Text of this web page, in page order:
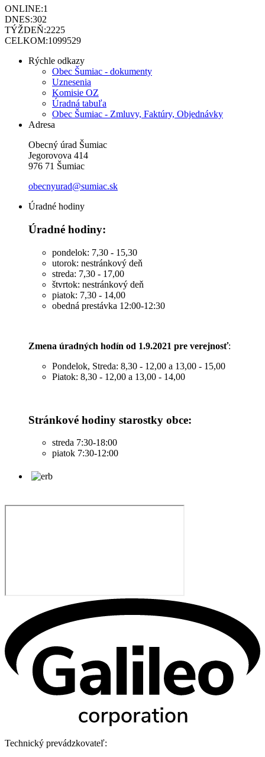
ONLINE:1
DNES:302
TÝŽDEŇ:2225
CELKOM:1099529
Rýchle odkazy
Obec Šumiac - dokumenty
Uznesenia
Komisie OZ
Úradná tabuľa
Obec Šumiac - Zmluvy, Faktúry, Objednávky
Adresa
Obecný úrad Šumiac
Jegorovova 414
976 71 Šumiac
obecnyurad@sumiac.sk
Úradné hodiny
Úradné hodiny:
pondelok: 7,30 - 15,30
utorok: nestránkový deň
streda: 7,30 - 17,00
štvrtok: nestránkový deň
piatok: 7,30 - 14,00
obedná prestávka 12:00-12:30
Zmena úradných hodín od 1.9.2021 pre verejnosť:
Pondelok, Streda: 8,30 - 12,00 a 13,00 - 15,00
Piatok: 8,30 - 12,00 a 13,00 - 14,00
Stránkové hodiny starostky obce:
streda 7:30-18:00
piatok 7:30-12:00
Technický prevádzkovateľ: